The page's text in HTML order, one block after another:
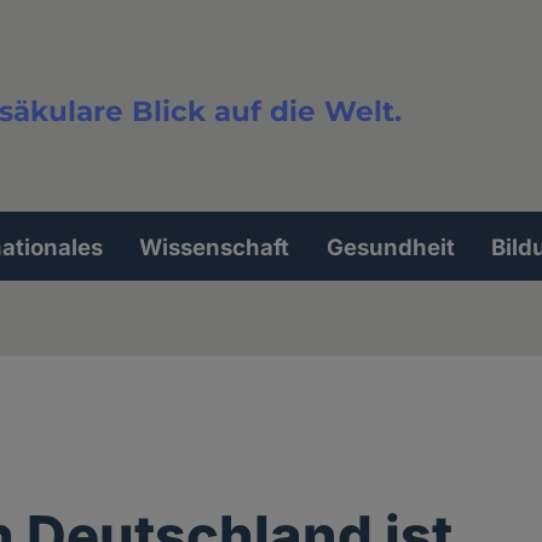
Blick auf die Welt.
Wissenschaft Gesundheit